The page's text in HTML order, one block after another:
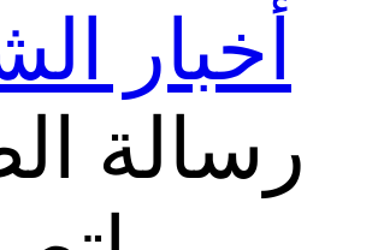
أخبار
رسالة